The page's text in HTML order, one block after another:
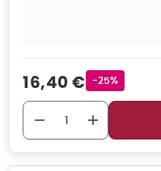
Verkaufspreis
16,40 € Rabattstempel
-25%